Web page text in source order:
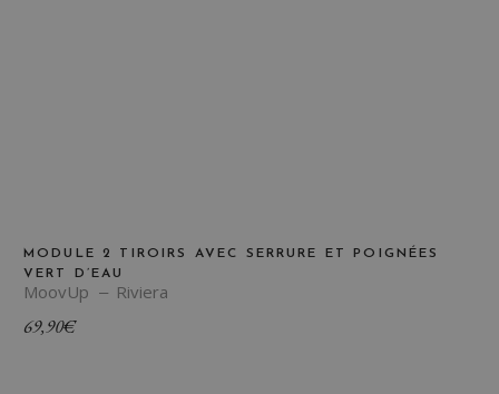
MODULE 2 TIROIRS AVEC SERRURE ET POIGNÉES
VERT D’EAU
MoovUp Riviera
69,90€